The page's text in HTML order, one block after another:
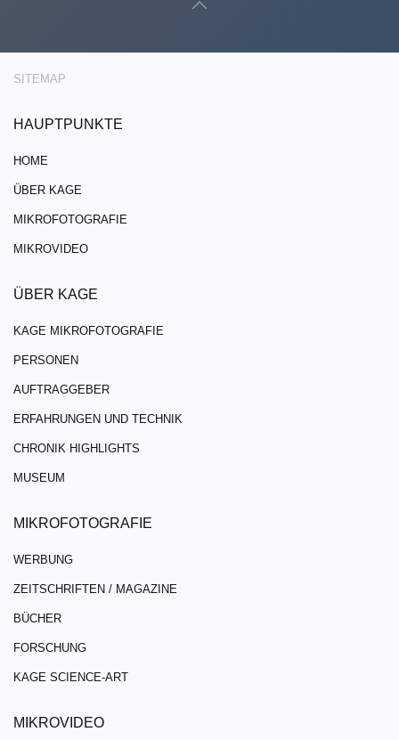
SITEMAP
HAUPTPUNKTE
HOME
ÜBER KAGE
MIKROFOTOGRAFIE
MIKROVIDEO
ÜBER KAGE
KAGE MIKROFOTOGRAFIE
PERSONEN
AUFTRAGGEBER
ERFAHRUNGEN UND TECHNIK
CHRONIK HIGHLIGHTS
MUSEUM
MIKROFOTOGRAFIE
WERBUNG
ZEITSCHRIFTEN / MAGAZINE
BÜCHER
FORSCHUNG
KAGE SCIENCE-ART
MIKROVIDEO